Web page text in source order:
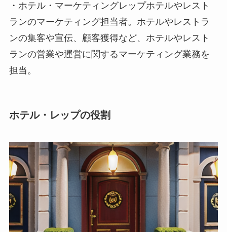
・ ホテル・マーケティングレップホテルやレスト
ランのマーケティング担当者。ホテルやレストラ
ンの集客や宣伝、顧客獲得など、ホテルやレスト
ランの営業や運営に関するマーケティング業務を
担当。
ホテル・レップの役割